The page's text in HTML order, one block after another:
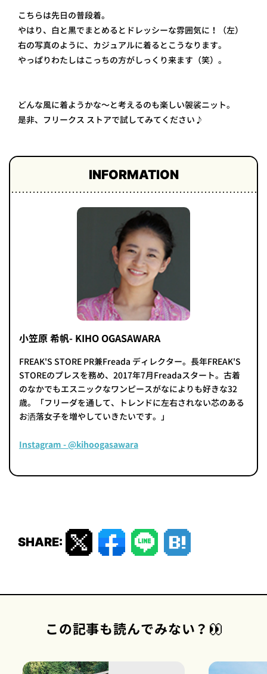
こちらは先日の普段着。
やはり、白と黒でまとめるとドレッシーな雰囲気に！（左）
右の写真のように、カジュアルに着るとこうなります。
やっぱりわたしはこっちの方がしっくり来ます（笑）。
どんな風に着ようかな～と考えるのも楽しい袈裟ニット。
是非、フリークス ストアで試してみてください♪
INFORMATION
小笠原 希帆- KIHO OGASAWARA
FREAK'S STORE PR兼Freada ディレクター。長年FREAK'S
STOREのプレスを務め、2017年7月Freadaスタート。古着
のなかでもエスニックなワンピースがなによりも好きな32
歳。「フリーダを通して、トレンドに左右されない芯のある
お洒落女子を増やしていきたいです。」
Instagram - @kihoogasawara
SHARE:
この記事も読んでみない？